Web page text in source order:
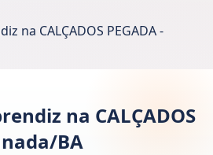
na CALÇADOS PEGADA -
na CALÇADOS
BA